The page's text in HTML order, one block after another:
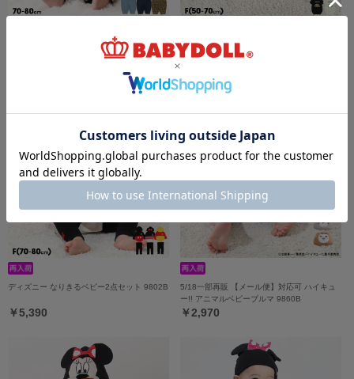
6/19一部再販 【メール便】対応可 ベビーサ
7/16一部再販 【メール便】対応可 スタイ付
き2WAYオール 9637B
￥4,290
ディズニー なりきるベビー2点セット 9802B
￥5,390
5/18一部再販 【メール便】対応可 ハイキュ
ー!! アニマルベビーブルマ 9860B
￥2,970